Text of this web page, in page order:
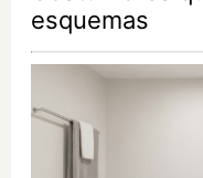
esquemas